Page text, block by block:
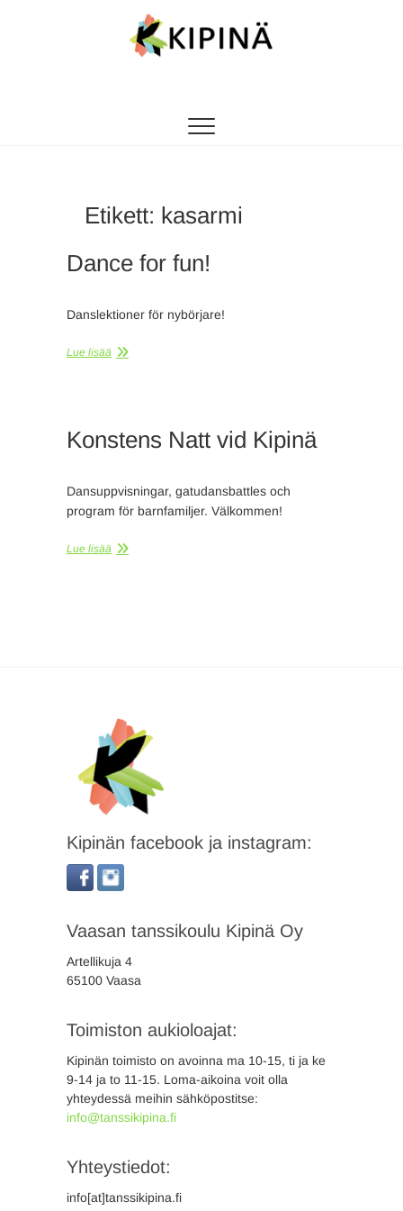
Etikett: kasarmi
Dance for fun!
Danslektioner för nybörjare!
Lue lisää
Konstens Natt vid Kipinä
Dansuppvisningar, gatudansbattles och
program för barnfamiljer. Välkommen!
Lue lisää
Kipinän facebook ja instagram:
Vaasan tanssikoulu Kipinä Oy
Artellikuja 4
65100 Vaasa
Toimiston aukioloajat:
Kipinän toimisto on avoinna ma 10-15, ti ja ke
9-14 ja to 11-15. Loma-aikoina voit olla
yhteydessä meihin sähköpostitse:
info@tanssikipina.fi
Yhteystiedot:
info[at]tanssikipina.fi